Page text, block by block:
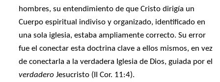
hombres, su entendimiento de que Cristo dirigía un
Cuerpo espiritual indiviso y organizado, identificado en
una sola iglesia, estaba ampliamente correcto. Su error
fue el conectar esta doctrina clave a ellos mismos, en vez
de conectarla a la verdadera Iglesia de Dios, guiada por el
verdadero Jesucristo (II Cor. 11:4).